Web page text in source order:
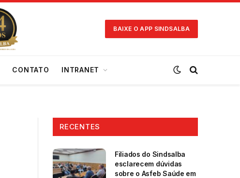
BAIXE O APP SINDSALBA
CONTATO INTRANET
RECENTES
Filiados do Sindsalba
esclarecem dúvidas
sobre o Asfeb Saúde em